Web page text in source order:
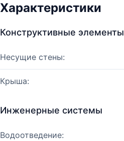
Характеристики
Конструктивные элементы
Несущие стены:
Крыша:
Инженерные системы
Водоотведение: